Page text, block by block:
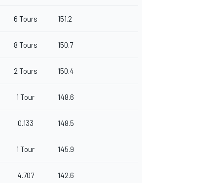
6 Tours 151.2
8 Tours 150.7
2 Tours 150.4
1 Tour 148.6
0.133 148.5
1 Tour 145.9
4.707 142.6